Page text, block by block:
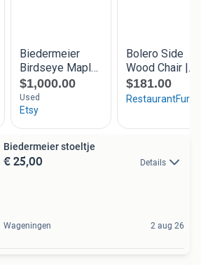
Biedermeier stoeltje
€ 25,00 Details
Wageningen 2 aug 26